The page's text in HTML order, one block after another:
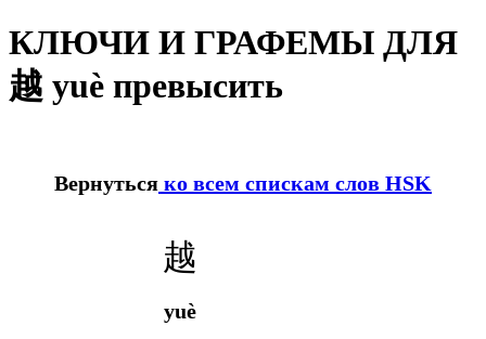
КЛЮЧИ И ГРАФЕМЫ ДЛЯ
越 yuè превысить
Вернуться ко всем спискам слов HSK
越
yuè